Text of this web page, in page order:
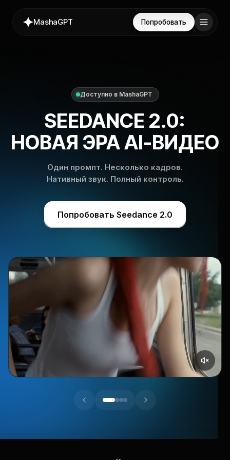
MashaGPT Попробовать
Доступно в MashaGPT
SEEDANCE 2.0:
НОВАЯ ЭРА AI-ВИДЕО
Один промпт. Несколько кадров.
Нативный звук. Полный контроль.
Попробовать Seedance 2.0